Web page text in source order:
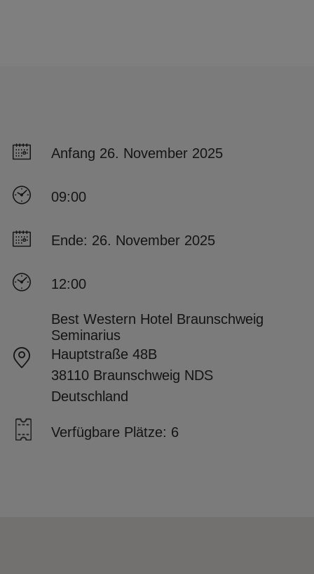
Anfang 26. November 2025
09:00
Ende: 26. November 2025
12:00
Best Western Hotel Braunschweig
Seminarius
Hauptstraße 48B
38110 Braunschweig NDS
Deutschland
Verfügbare Plätze: 6